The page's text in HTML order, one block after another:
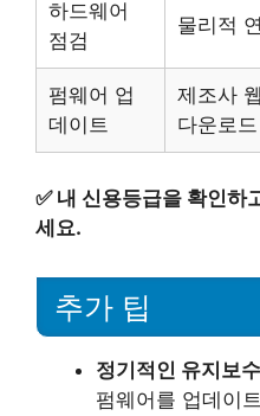
하드웨어
점검
물리적
펌웨어 업
데이트
제조사
다운로
✅ 내 신용등급을 확인하
세요.
추가 팁
정기적인 유지보수
펌웨어를 업데이